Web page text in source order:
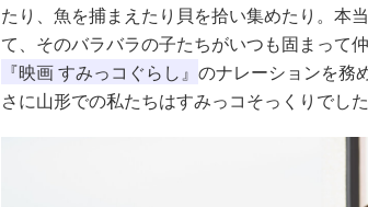
たり、魚を捕まえたり貝を拾い集めたり。本
て、そのバラバラの子たちがいつも固まって
『映画 すみっコぐらし』 のナレーションを務
さに山形での私たちはすみっコそっくりでした